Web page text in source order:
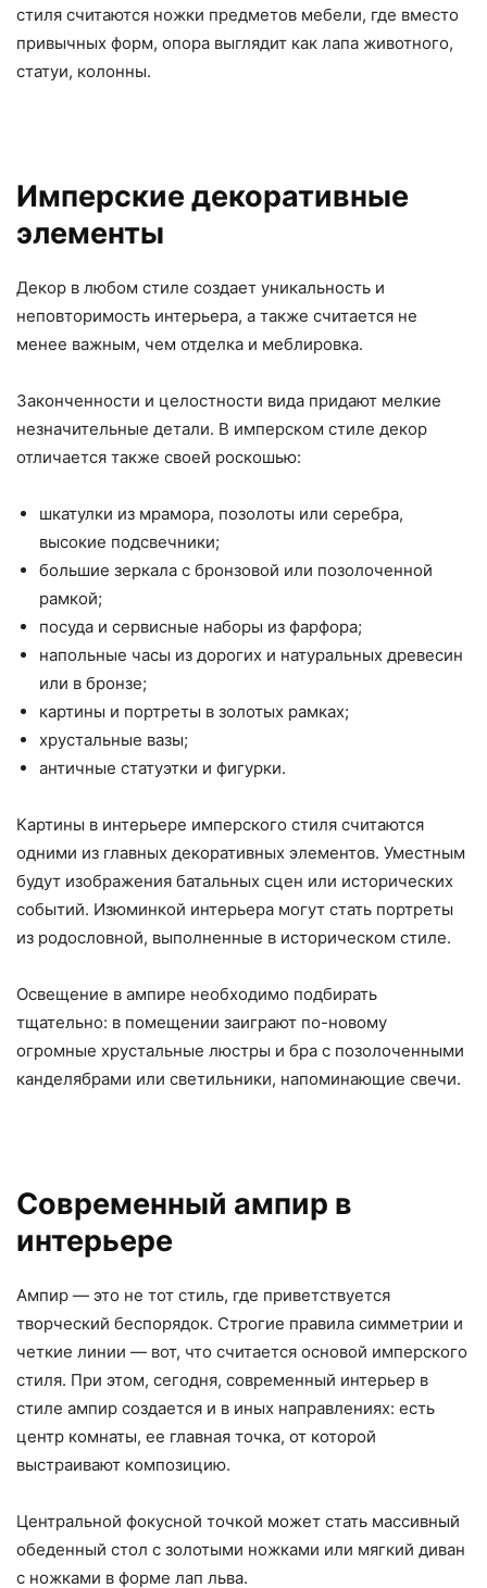
стиля считаются ножки предметов мебели, где вместо
привычных форм, опора выглядит как лапа животного,
статуи, колонны.
Имперские декоративные
элементы
Декор в любом стиле создает уникальность и
неповторимость интерьера, а также считается не
менее важным, чем отделка и меблировка.
Законченности и целостности вида придают мелкие
незначительные детали. В имперском стиле декор
отличается также своей роскошью:
шкатулки из мрамора, позолоты или серебра,
высокие подсвечники;
большие зеркала с бронзовой или позолоченной
рамкой;
посуда и сервисные наборы из фарфора;
напольные часы из дорогих и натуральных древесин
или в бронзе;
картины и портреты в золотых рамках;
хрустальные вазы;
античные статуэтки и фигурки.
Картины в интерьере имперского стиля считаются
одними из главных декоративных элементов. Уместным
будут изображения батальных сцен или исторических
событий. Изюминкой интерьера могут стать портреты
из родословной, выполненные в историческом стиле.
Освещение в ампире необходимо подбирать
тщательно: в помещении заиграют по-новому
огромные хрустальные люстры и бра с позолоченными
канделябрами или светильники, напоминающие свечи.
Современный ампир в
интерьере
Ампир — это не тот стиль, где приветствуется
творческий беспорядок. Строгие правила симметрии и
четкие линии — вот, что считается основой имперского
стиля. При этом, сегодня, современный интерьер в
стиле ампир создается и в иных направлениях: есть
центр комнаты, ее главная точка, от которой
выстраивают композицию.
Центральной фокусной точкой может стать массивный
обеденный стол с золотыми ножками или мягкий диван
с ножками в форме лап льва.